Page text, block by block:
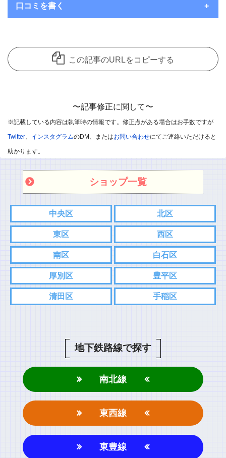
口コミを書く
コメント欄は見てくれているユーザーさんたちにお店の良さを共
有できることを主な目的として開放しているのですが、
させていただきます。
思います。
※承認制としました
また記事内容へのご質問などありましたら、コメント欄ではなく
各SNS、もしくはお問い合わせフォームからご連絡お願い致しま
こちらの方がスムーズにやり取りできるので。
⇨Twitter
インスタグラム
この記事のURLをコピーする
〜記事修正に関して〜
※記載している内容は執筆時の情報です。修正点がある場合はお手数ですが
Twitter、 インスタグラムのDM、またはお問い合わせにてご連絡いただけると
助かります。
ショップ一覧
中央区 北区
東区 西区
南区 白石区
厚別区 豊平区
清田区 手稲区
地下鉄路線で探す
南北線
東西線
東豊線